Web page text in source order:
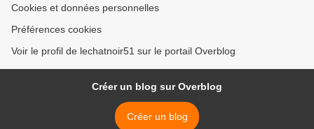
Cookies et données personnelles
Préférences cookies
Voir le profil de lechatnoir51 sur le portail Overblog
Créer un blog sur Overblog
Créer un blog